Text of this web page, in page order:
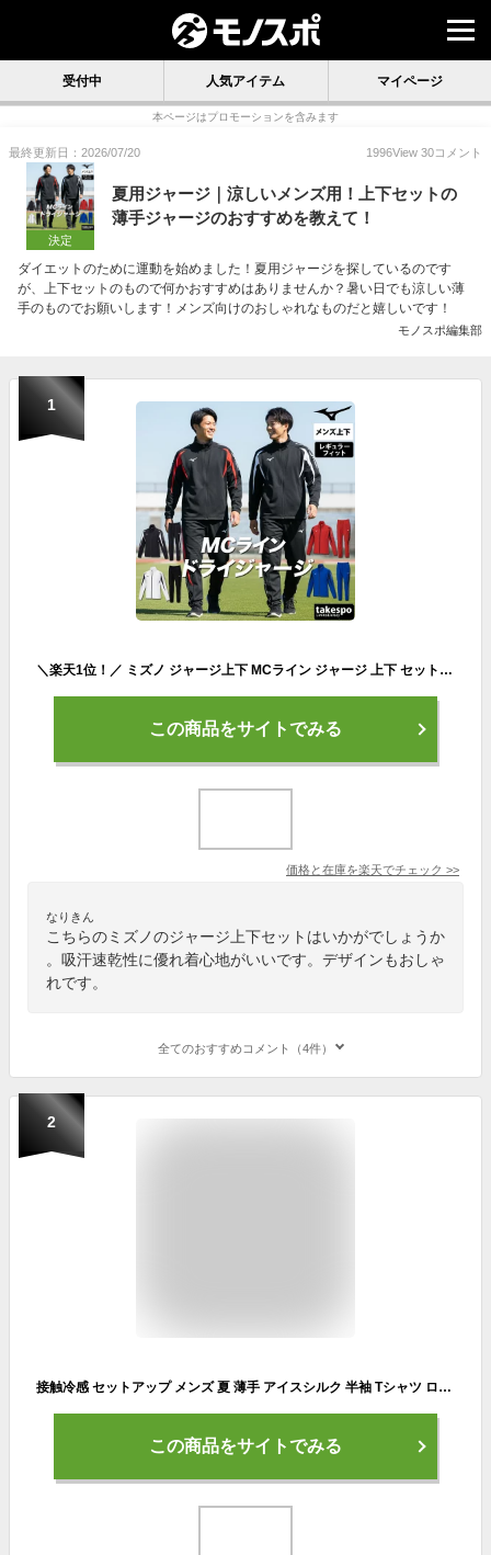
受付中 人気アイテム マイページ
本ページはプロモーションを含みます
最終更新日：2026/07/20 1996View 30コメント
決定
夏用ジャージ｜涼しいメンズ用！上下セットの
薄手ジャージのおすすめを教えて！
ダイエットのために運動を始めました！夏用ジャージを探しているのです
が、上下セットのもので何かおすすめはありませんか？暑い日でも涼しい薄
手のものでお願いします！メンズ向けのおしゃれなものだと嬉しいです！
モノスポ編集部
1
＼楽天1位！／ ミズノ ジャージ上下 MCライン ジャージ 上下 セットアップ メンズ ブランド Mizuno フルジップ 吸汗 速乾 ストレッチ 32MCA140 黒 白 紺 青 赤 新作 上下セット 大きいサイズ 有 スポーツウェア トレーニングウェア ドライ スポーツ
この商品をサイトでみる
価格と在庫を楽天でチェック >>
なりきん
こちらのミズノのジャージ上下セットはいかがでしょうか
。吸汗速乾性に優れ着心地がいいです。デザインもおしゃ
れです。
全てのおすすめコメント（4件）
2
接触冷感 セットアップ メンズ 夏 薄手 アイスシルク 半袖 Tシャツ ロングパンツ 2点セット 冷感 ひんやり ジョガーパンツ 上下セット 吸汗 速乾 ストレッチ ジャージ 運動着 軽量 無地 スポーツ アウトドア ルームウェア 部屋着 カジュアル 大きいサイズ
この商品をサイトでみる